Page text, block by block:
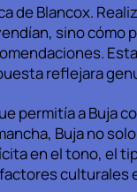
de Blancox.
sino cómo
reflejara
permitía a Buja
Buja no
en el tono, el